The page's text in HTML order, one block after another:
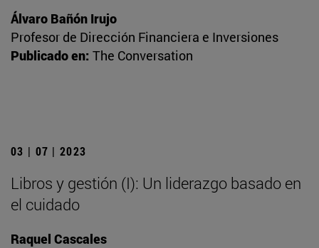
Álvaro Bañón Irujo
Profesor de Dirección Financiera e Inversiones
Publicado en: The Conversation
03 | 07 | 2023
Libros y gestión (I): Un liderazgo basado en
el cuidado
Raquel Cascales